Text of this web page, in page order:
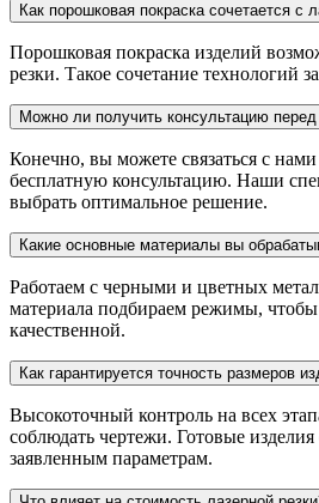
Как порошковая покраска сочетается с
Порошковая покраска изделий
резки. Такое сочетание технологий
Можно ли получить консультацию перед
Конечно, вы можете связаться с нами
бесплатную консультацию. Наши
выбрать оптимальное решение.
Какие основные материалы вы
Работаем с черными и цветных
материала подбираем режимы, чтобы
качественной.
Как гарантируется точность размеров
Высокоточный контроль на всех
соблюдать чертежи. Готовые изделия
заявленным параметрам.